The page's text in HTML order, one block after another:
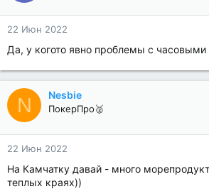
22 Июн 2022
Да, у когото явно проблемы с часовыми
N Nesbie
ПокерПро🥈
22 Июн 2022
На Камчатку давай - много
теплых краях))